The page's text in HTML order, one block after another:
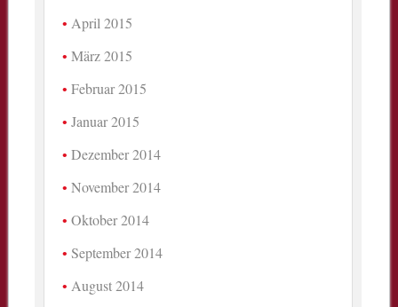
April 2015
März 2015
Februar 2015
Januar 2015
Dezember 2014
November 2014
Oktober 2014
September 2014
August 2014